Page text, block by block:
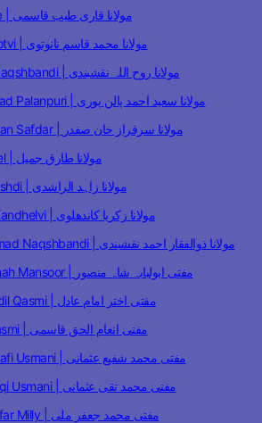
Maulana Qari Tayyab | مولانا قاری طیب قاسمی
Maulana Qasim Nanotvi | مولانا محمد قاسم نانوتوی
Maulana Roohullah Naqshbandi | مولانا روح اللہ نقشبندی
Maulana Saeed Ahmad Palanpuri | مولانا سعید احمد پالن پوری
Maulana Sarfaraz Khan Safdar | مولانا سرفراز خان صفدر
Maulana Tariq Jameel | مولانا طارق جمیل
Maulana Zahid Ur Rashdi | مولانا زاہد الراشدی
Maulana Zakariyya Kandhelvi | مولانا زکریا کاندھلوی
Maulana Zulfiqar Ahmad Naqshbandi | مولانا ذوالفقار احمد نقشبندی
Mufti Abu Lubaba Shah Mansoor | مفتی ابولبابہ شاہ منصور
Mufti Akhtar Imam Adil Qasmi | مفتی اختر امام عادل
Mufti Inam ul Haq Qasmi | مفتی انعام الحق قاسمی
Mufti Muhammad Shafi Usmani | مفتی محمد شفیع عثمانی
Mufti Muhammad Taqi Usmani | مفتی محمد تقی عثمانی
Mufti Muhammad Jafar Milly | مفتی محمد جعفر ملی